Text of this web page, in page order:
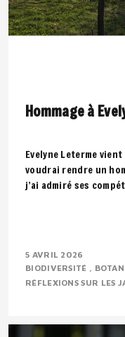
Hommage à
Evelyne Leterme
voudrai rendre un
j’ai admiré ses
5 AVRIL 2026
BIODIVERSITÉ
RÉFLEXIONS SUR LES